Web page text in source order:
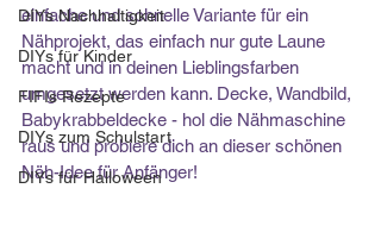
DIYs Nachhaltigkeit
DIYs für Kinder
FIFIs Rezepte
DIYs zum Schulstart
DIYs für Halloween
einfache und schnelle Variante für ein
Nähprojekt, das einfach nur gute Laune
macht und in deinen Lieblingsfarben
umgesetzt werden kann. Decke, Wandbild,
Babykrabbeldecke - hol die Nähmaschine
raus und probiere dich an dieser schönen
Näh-Idee für Anfänger!